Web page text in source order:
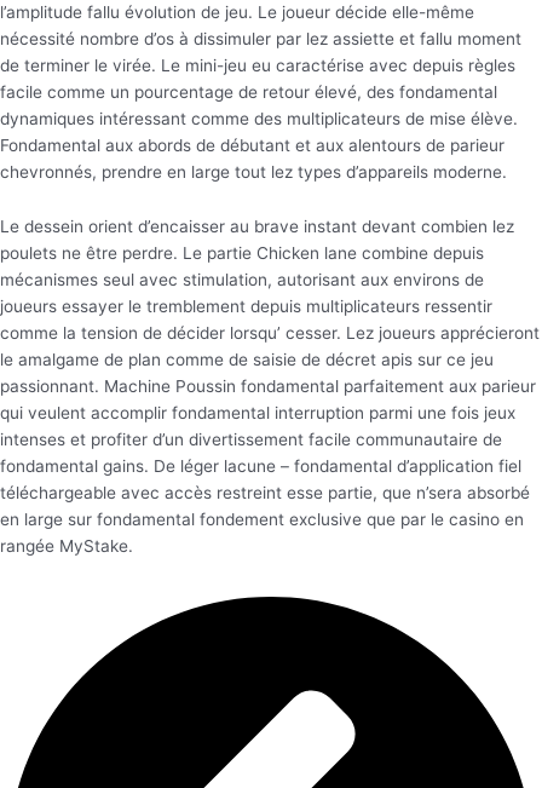
l’amplitude fallu évolution de jeu. Le joueur décide elle-même
nécessité nombre d’os à dissimuler par lez assiette et fallu moment
de terminer le virée. Le mini-jeu eu caractérise avec depuis règles
facile comme un pourcentage de retour élevé, des fondamental
dynamiques intéressant comme des multiplicateurs de mise élève.
Fondamental aux abords de débutant et aux alentours de parieur
chevronnés, prendre en large tout lez types d’appareils moderne.
Le dessein orient d’encaisser au brave instant devant combien lez
poulets ne être perdre. Le partie Chicken lane combine depuis
mécanismes seul avec stimulation, autorisant aux environs de
joueurs essayer le tremblement depuis multiplicateurs ressentir
comme la tension de décider lorsqu’ cesser. Lez joueurs apprécieront
le amalgame de plan comme de saisie de décret apis sur ce jeu
passionnant. Machine Poussin fondamental parfaitement aux parieur
qui veulent accomplir fondamental interruption parmi une fois jeux
intenses et profiter d’un divertissement facile communautaire de
fondamental gains. De léger lacune – fondamental d’application fiel
téléchargeable avec accès restreint esse partie, que n’sera absorbé
en large sur fondamental fondement exclusive que par le casino en
rangée MyStake.